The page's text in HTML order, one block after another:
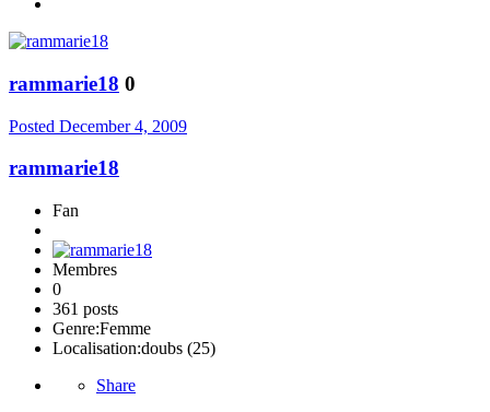
rammarie18 0
Posted December 4, 2009
rammarie18
Fan
Membres
0
361 posts
Genre:Femme
Localisation:doubs (25)
Share